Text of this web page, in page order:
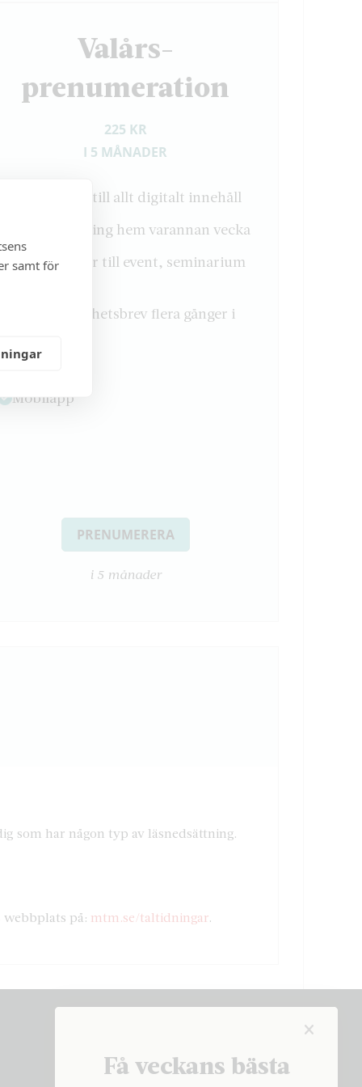
samt för
Få veckans bästa
Valårs-
­prenumeration
225 KR
I 5 MÅNADER
Full tillgång till allt digitalt innehåll
Papperstidning hem varannan vecka
Inbjudningar till event, seminarium
Exklusivt nyhetsbrev flera gånger i
E-tidning
Mobilapp
PRENUMERERA
i 5 månader
som har någon typ av läsnedsättning.
på: mtm.se/taltidningar.
Få veckans bästa
artiklar på mejlen